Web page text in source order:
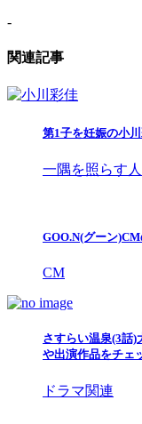
-
関連記事
第1子を妊娠の小
一隅を照らす人
GOO.N(グーン
CM
さすらい温泉(3話)
や出演作品をチェ
ドラマ関連